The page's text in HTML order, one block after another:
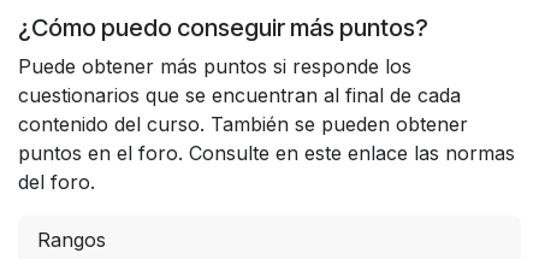
¿Cómo puedo conseguir más puntos?
Puede obtener más puntos si responde los
cuestionarios que se encuentran al final de cada
contenido del curso. También se pueden obtener
puntos en el foro. Consulte en este enlace las normas
del foro.
Rangos